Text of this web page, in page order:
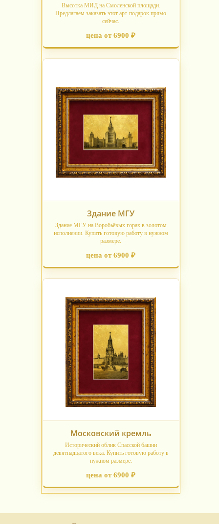
Высотка МИД на Смоленской площади.
Предлагаем заказать этот арт-подарок прямо
сейчас.
цена от 6900 ₽
Здание МГУ
Здание МГУ на Воробьёвых горах в золотом
исполнении. Купить готовую работу в нужном
размере.
цена от 6900 ₽
Московский кремль
Исторический облик Спасской башни
девятнадцатого века. Купить готовую работу в
нужном размере.
цена от 6900 ₽